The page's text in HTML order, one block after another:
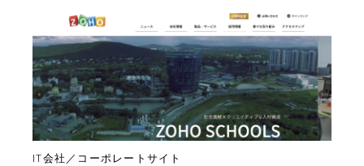
IT会社／コーポレートサイト